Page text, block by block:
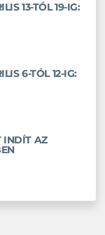
13-TÓL 19-IG:
6-TÓL 12-IG:
INDÍT AZ